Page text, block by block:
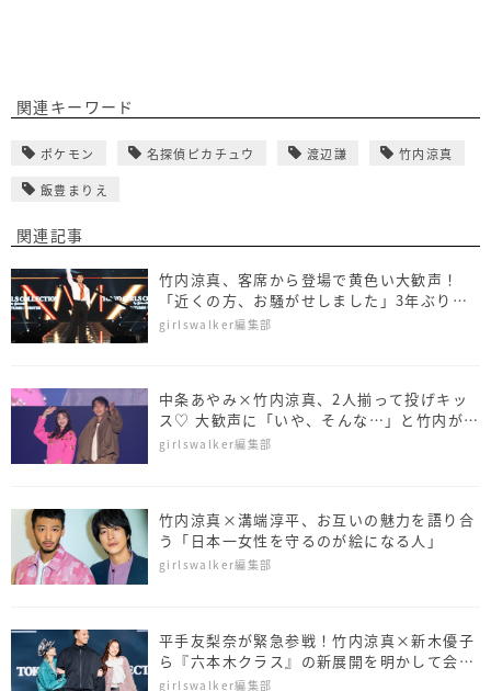
関連キーワード
ポケモン 名探偵ピカチュウ 渡辺謙 竹内涼真
飯豊まりえ
関連記事
竹内涼真、客席から登場で黄色い大歓声！
「近くの方、お騒がせしました」3年ぶりに
カムバ
girlswalker編集部
中条あやみ×竹内涼真、2人揃って投げキッ
ス♡ 大歓声に「いや、そんな…」と竹内が大
照れ
girlswalker編集部
竹内涼真×溝端淳平、お互いの魅力を語り合
う「日本一女性を守るのが絵になる人」
girlswalker編集部
平手友梨奈が緊急参戦！竹内涼真×新木優子
ら『六本木クラス』の新展開を明かして会場
大興奮！
girlswalker編集部